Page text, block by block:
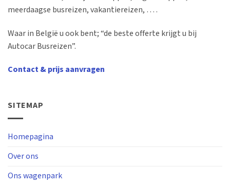
meerdaagse busreizen, vakantiereizen, … .
Waar in België u ook bent; “de beste offerte krijgt u bij
Autocar Busreizen”.
Contact & prijs aanvragen
SITEMAP
Homepagina
Over ons
Ons wagenpark